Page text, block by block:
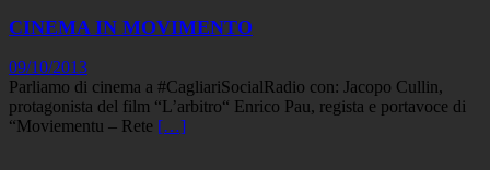
CINEMA IN MOVIMENTO
09/10/2013
Parliamo di cinema a #CagliariSocialRadio con: Jacopo Cullin,
protagonista del film “L’arbitro“ Enrico Pau, regista e portavoce di
“Moviementu – Rete […]